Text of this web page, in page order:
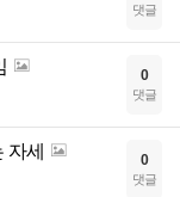
댓글
0
댓글
자세 0
댓글